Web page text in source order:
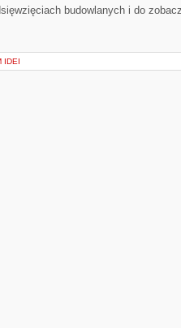
budowlanych i do
IDEI